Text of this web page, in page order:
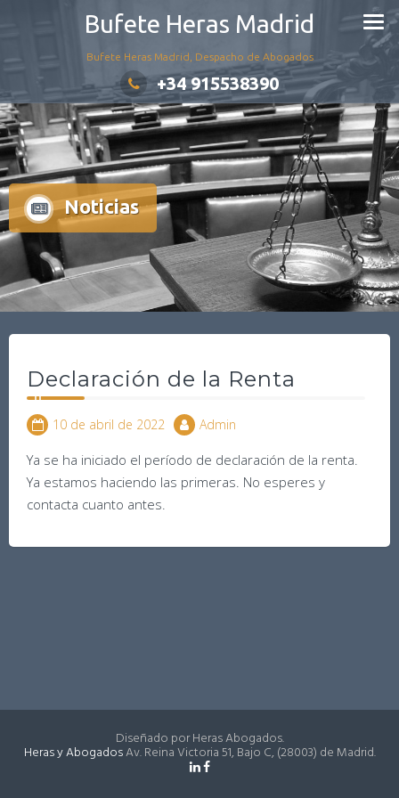
Bufete Heras Madrid
Bufete Heras Madrid, Despacho de Abogados
+34 915538390
Noticias
Declaración de la Renta
10 de abril de 2022 Admin
Ya se ha iniciado el período de declaración de la renta.
Ya estamos haciendo las primeras. No esperes y
contacta cuanto antes.
Diseñado por Heras Abogados.
Heras y AbogadosAv. Reina Victoria 51, Bajo C, (28003) de Madrid.